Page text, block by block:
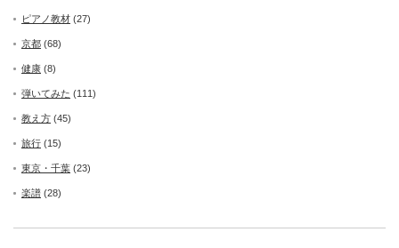
ピアノ教材 (27)
京都 (68)
健康 (8)
弾いてみた (111)
教え方 (45)
旅行 (15)
東京・千葉 (23)
楽譜 (28)